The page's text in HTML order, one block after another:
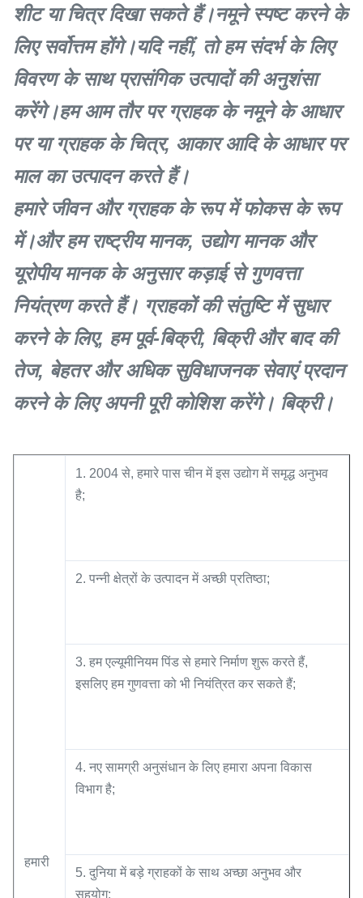
शीट या चित्र दिखा सकते हैं।नमूने स्पष्ट करने के
लिए सर्वोत्तम होंगे।यदि नहीं, तो हम संदर्भ के लिए
विवरण के साथ प्रासंगिक उत्पादों की अनुशंसा
करेंगे।हम आम तौर पर ग्राहक के नमूने के आधार
पर या ग्राहक के चित्र, आकार आदि के आधार पर
माल का उत्पादन करते हैं।
हमारे जीवन और ग्राहक के रूप में फोकस के रूप
में।और हम राष्ट्रीय मानक, उद्योग मानक और
यूरोपीय मानक के अनुसार कड़ाई से गुणवत्ता
नियंत्रण करते हैं। ग्राहकों की संतुष्टि में सुधार
करने के लिए, हम पूर्व-बिक्री, बिक्री और बाद की
तेज, बेहतर और अधिक सुविधाजनक सेवाएं प्रदान
करने के लिए अपनी पूरी कोशिश करेंगे। बिक्री।
हमारी
1. 2004 से, हमारे पास चीन में इस उद्योग में समृद्ध अनुभव
है;
2. पन्नी क्षेत्रों के उत्पादन में अच्छी प्रतिष्ठा;
3. हम एल्यूमीनियम पिंड से हमारे निर्माण शुरू करते हैं,
इसलिए हम गुणवत्ता को भी नियंत्रित कर सकते हैं;
4. नए सामग्री अनुसंधान के लिए हमारा अपना विकास
विभाग है;
5. दुनिया में बड़े ग्राहकों के साथ अच्छा अनुभव और
सहयोग;